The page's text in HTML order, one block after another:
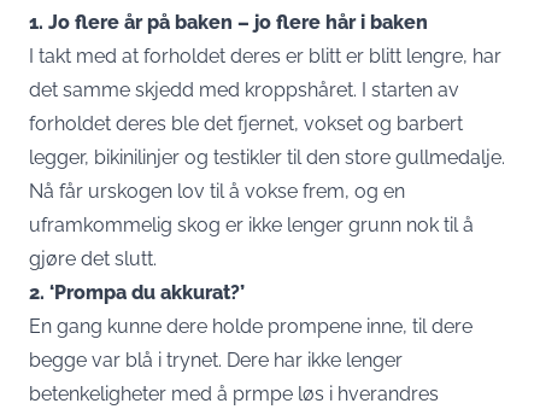
1. Jo flere år på baken – jo flere hår i baken
I takt med at forholdet deres er blitt er blitt lengre, har
det samme skjedd med kroppshåret. I starten av
forholdet deres ble det fjernet, vokset og barbert
legger, bikinilinjer og testikler til den store gullmedalje.
Nå får urskogen lov til å vokse frem, og en
uframkommelig skog er ikke lenger grunn nok til å
gjøre det slutt.
2. ‘Prompa du akkurat?’
En gang kunne dere holde prompene inne, til dere
begge var blå i trynet. Dere har ikke lenger
betenkeligheter med å prmpe løs i hverandres